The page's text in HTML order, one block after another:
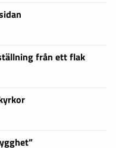
från ett flak